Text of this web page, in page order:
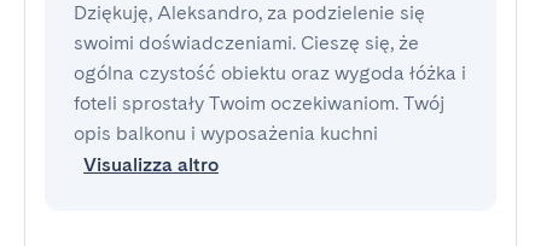
Dziękuję, Aleksandro, za podzielenie się
swoimi doświadczeniami. Cieszę się, że
ogólna czystość obiektu oraz wygoda łóżka i
foteli sprostały Twoim oczekiwaniom. Twój
opis balkonu i wyposażenia kuchni
Visualizza altro